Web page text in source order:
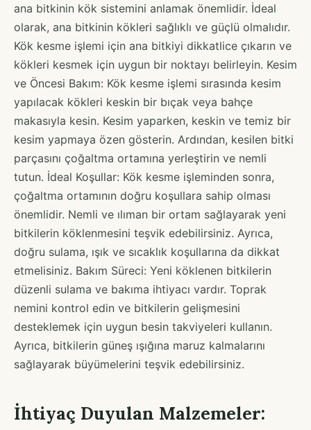
ana bitkinin kök sistemini anlamak önemlidir. İdeal
olarak, ana bitkinin kökleri sağlıklı ve güçlü olmalıdır.
Kök kesme işlemi için ana bitkiyi dikkatlice çıkarın ve
kökleri kesmek için uygun bir noktayı belirleyin. Kesim
ve Öncesi Bakım: Kök kesme işlemi sırasında kesim
yapılacak kökleri keskin bir bıçak veya bahçe
makasıyla kesin. Kesim yaparken, keskin ve temiz bir
kesim yapmaya özen gösterin. Ardından, kesilen bitki
parçasını çoğaltma ortamına yerleştirin ve nemli
tutun. İdeal Koşullar: Kök kesme işleminden sonra,
çoğaltma ortamının doğru koşullara sahip olması
önemlidir. Nemli ve ılıman bir ortam sağlayarak yeni
bitkilerin köklenmesini teşvik edebilirsiniz. Ayrıca,
doğru sulama, ışık ve sıcaklık koşullarına da dikkat
etmelisiniz. Bakım Süreci: Yeni köklenen bitkilerin
düzenli sulama ve bakıma ihtiyacı vardır. Toprak
nemini kontrol edin ve bitkilerin gelişmesini
desteklemek için uygun besin takviyeleri kullanın.
Ayrıca, bitkilerin güneş ışığına maruz kalmalarını
sağlayarak büyümelerini teşvik edebilirsiniz.
İhtiyaç Duyulan Malzemeler: